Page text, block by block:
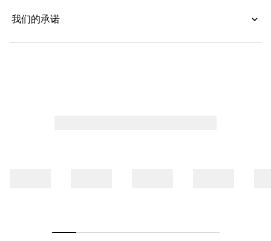
我们的承诺